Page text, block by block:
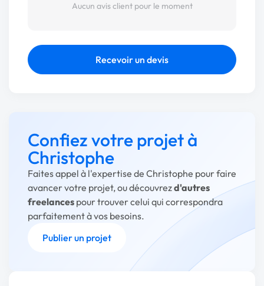
Aucun avis client pour le moment
Recevoir un devis
Confiez votre projet à
Christophe
Faites appel à l'expertise de Christophe pour faire
avancer votre projet, ou découvrezd'autres
freelances pour trouver celui qui correspondra
parfaitement à vos besoins.
Publier un projet